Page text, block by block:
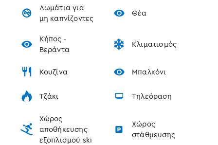
Οργανωμένες δραστηριότητες & team building
Spa & wellness sessions
Υπηρεσίες concierge για μεταφορές, κρατήσεις
και ειδικά events
Τοποθεσία
κοντά στην
Δελφούς
και το
Χιονοδρομικό Κέντρο Παρνασσού, το MZ Reindeer
πολυτέλειας και ηρεμίας.
Δωμάτια για
μη καπνίζοντες
Θέα
Κήπος -
Βεράντα
Κλιματισμός
Κουζίνα Μπαλκόνι
Τζάκι Τηλεόραση
Χώρος
αποθήκευσης
εξοπλισμού ski
Χώρος
στάθμευσης